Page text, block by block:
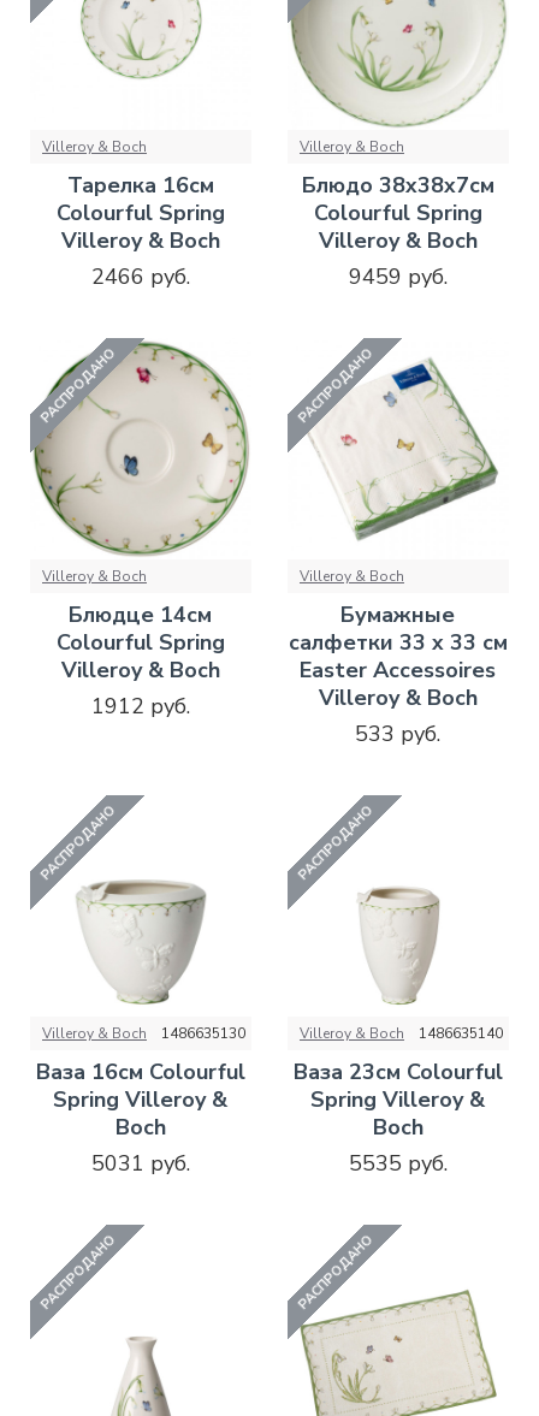
Villeroy & Boch
Тарелка 16см
Colourful Spring
Villeroy & Boch
2466 руб.
Villeroy & Boch
Блюдо 38х38х7см
Colourful Spring
Villeroy & Boch
9459 руб.
РАСПРОДАНО
Villeroy & Boch
Блюдце 14см
Colourful Spring
Villeroy & Boch
1912 руб.
РАСПРОДАНО
Villeroy & Boch
Бумажные
салфетки 33 x 33 см
Easter Accessoires
Villeroy & Boch
533 руб.
РАСПРОДАНО
Villeroy & Boch 1486635130
Ваза 16см Colourful
Spring Villeroy &
Boch
5031 руб.
РАСПРОДАНО
Villeroy & Boch 1486635140
Ваза 23см Colourful
Spring Villeroy &
Boch
5535 руб.
РАСПРОДАНО РАСПРОДАНО